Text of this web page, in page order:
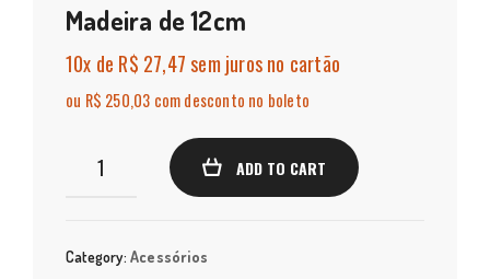
Madeira de 12cm
10x de R$ 27,47sem juros no cartão
ou R$ 250,03 com desconto no boleto
ADD TO CART
Category: Acessórios